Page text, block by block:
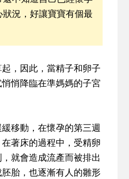
況，好讓寶寶有個最
，因此，當精子和卵子
悄降臨在準媽媽的子宮
移動，在懷孕的第三週
著床的過程中，受精卵
就會造成流產而被排出
胎，也逐漸有人的雛形
一開學前預備備
即將上小學，信誼集結國小老師
育專家的建議，從孩子的學習、
導主任帶爸媽提前了解小一校園
與課業學習，無痛銜接上小學。